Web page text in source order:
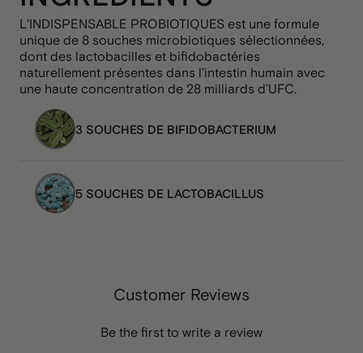
MEGA DRAINING INFUSION
L'INDISPENSABLE PROBIOTIQUES est une formule
unique de 8 souches microbiotiques sélectionnées,
dont des lactobacilles et bifidobactéries
naturellement présentes dans l’intestin humain avec
une haute concentration de 28 milliards d’UFC.
3 SOUCHES DE BIFIDOBACTERIUM
5 SOUCHES DE LACTOBACILLUS
Customer Reviews
Be the first to write a review